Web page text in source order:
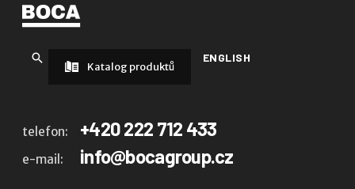
ENGLISH
Katalog produktů
telefon: +420 222 712 433
e-mail: info@bocagroup.cz